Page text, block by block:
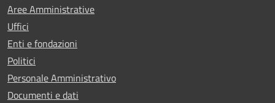
Aree Amministrative
Uffici
Enti e fondazioni
Politici
Personale Amministrativo
Documenti e dati